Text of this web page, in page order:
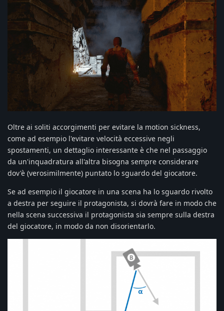
Oltre ai soliti accorgimenti per evitare la motion sickness,
come ad esempio l'evitare velocità eccessive negli
spostamenti, un dettaglio interessante è che nel passaggio
da un'inquadratura all'altra bisogna sempre considerare
dov'è (verosimilmente) puntato lo sguardo del giocatore.
Se ad esempio il giocatore in una scena ha lo sguardo rivolto
a destra per seguire il protagonista, si dovrà fare in modo che
nella scena successiva il protagonista sia sempre sulla destra
del giocatore, in modo da non disorientarlo.